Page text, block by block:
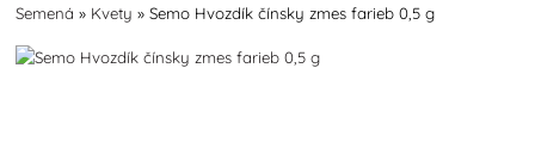
Semená » Kvety »Semo Hvozdík čínsky zmes farieb 0,5 g